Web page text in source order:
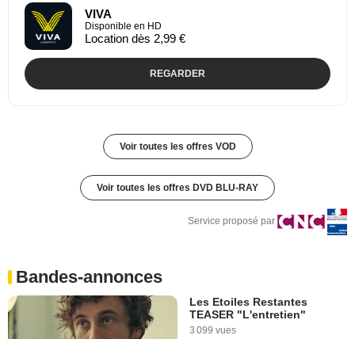
VIVA
Disponible en HD
Location dès 2,99 €
REGARDER
Voir toutes les offres VOD
Voir toutes les offres DVD BLU-RAY
Service proposé par
Bandes-annonces
Les Etoiles Restantes
TEASER "L'entretien"
3 099 vues